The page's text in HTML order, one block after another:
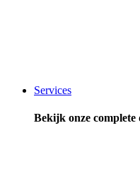
Services
Bekijk onze complete